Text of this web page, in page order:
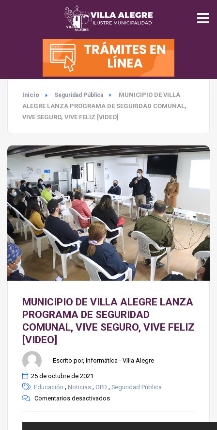
INICIO
MUNICIPALIDAD
SEGURIDAD
SALUD
TURISMO
MEDIO AMBIENTE
Inicio Seguridad Pública
MUNICIPIO DE VILLA
ALEGRE LANZA PROGRAMA DE SEGURIDAD COMUNAL,
VIVE SEGURO, VIVE FELIZ [VIDEO]
MUNICIPIO DE VILLA ALEGRE LANZA
PROGRAMA DE SEGURIDAD
COMUNAL, VIVE SEGURO, VIVE FELIZ
[VIDEO]
Escrito por, Informática - Villa Alegre
25 de octubre de 2021
Educación , Noticias , OPD , Seguridad Pública
Comentarios desactivados